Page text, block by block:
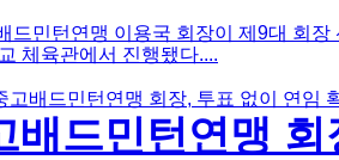
드민턴연맹 이용국 회장이 제9대 회
체육관에서 진행됐다....
배드민턴연맹